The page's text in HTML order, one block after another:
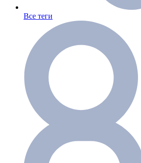
Все теги